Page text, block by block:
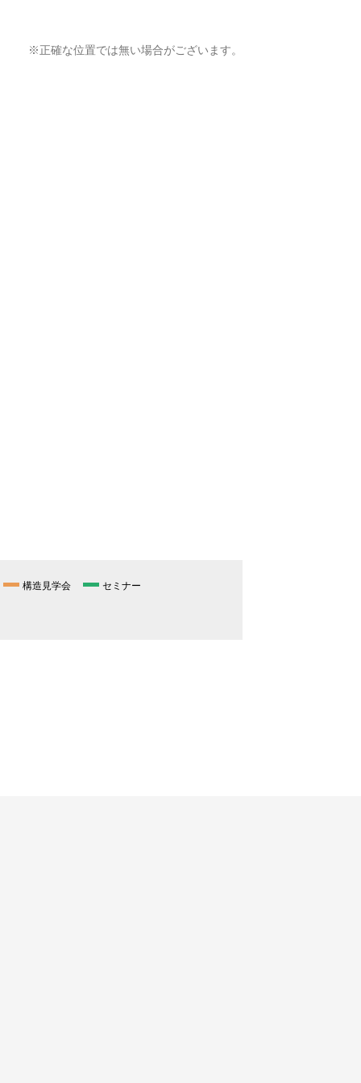
※正確な位置では無い場合がございます。
構造見学会
セミナー